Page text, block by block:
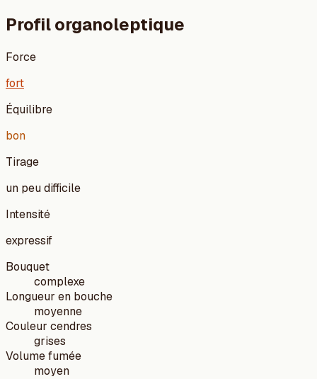
Profil organoleptique
Force
fort
Équilibre
bon
Tirage
un peu difficile
Intensité
expressif
Bouquet
complexe
Longueur en bouche
moyenne
Couleur cendres
grises
Volume fumée
moyen